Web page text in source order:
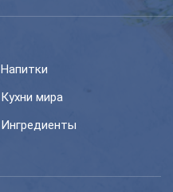
Напитки
Кухни мира
Ингредиенты